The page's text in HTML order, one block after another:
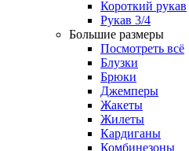
Короткий рукав
Рукав 3/4
Большие размеры
Посмотреть всё
Блузки
Брюки
Джемперы
Жакеты
Жилеты
Кардиганы
Комбинезоны